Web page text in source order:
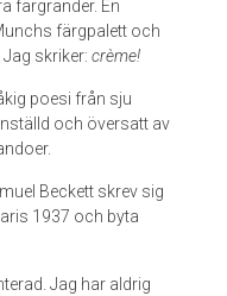
färgränder. En
färgpalett och
skriker: crème!
poesi från sju
och översatt av
Beckett skrev sig
1937 och byta
Jag har aldrig